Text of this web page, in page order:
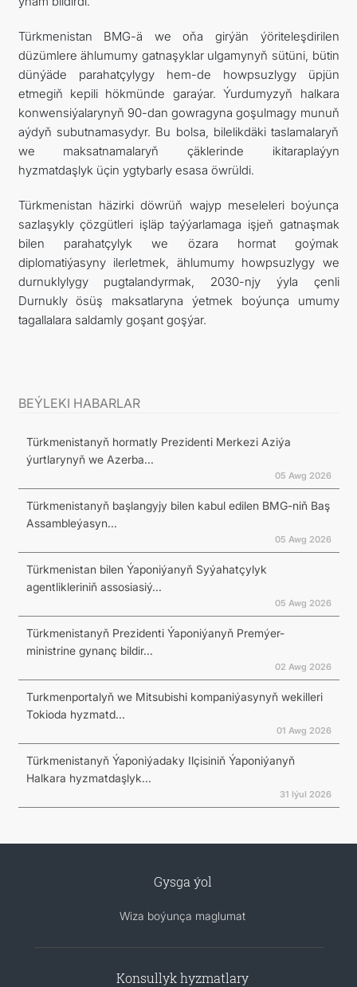
Türkmenistan BMG-ä we oňa girýän ýöriteleşdirilen
düzümlere ählumumy gatnaşyklar ulgamynyň sütüni, bütin
dünýäde parahatçylygy hem-de howpsuzlygy üpjün
etmegiň kepili hökmünde garaýar. Ýurdumyzyň halkara
konwensiýalarynyň 90-dan gowragyna goşulmagy munuň
aýdyň subutnamasydyr. Bu bolsa, bilelikdäki taslamalaryň
we maksatnamalaryň çäklerinde ikitaraplaýyn
hyzmatdaşlyk üçin ygtybarly esasa öwrüldi.
Türkmenistan häzirki döwrüň wajyp meseleleri boýunça
sazlaşykly çözgütleri işläp taýýarlamaga işjeň gatnaşmak
bilen parahatçylyk we özara hormat goýmak
diplomatiýasyny ilerletmek, ählumumy howpsuzlygy we
durnuklylygy pugtalandyrmak, 2030-njy ýyla çenli
Durnukly ösüş maksatlaryna ýetmek boýunça umumy
tagallalara saldamly goşant goşýar.
BEÝLEKI HABARLAR
Türkmenistanyň hormatly Prezidenti Merkezi Aziýa
ýurtlarynyň we Azerba...
05 Awg 2026
Türkmenistanyň başlangyjy bilen kabul edilen BMG-niň Baş
Assambleýasyn...
05 Awg 2026
Türkmenistan bilen Ýaponiýanyň Syýahatçylyk
agentlikleriniň assosiasiý...
05 Awg 2026
Türkmenistanyň Prezidenti Ýaponiýanyň Premýer-
ministrine gynanç bildir...
02 Awg 2026
Turkmenportalyň we Mitsubishi kompaniýasynyň wekilleri
Tokioda hyzmatd...
01 Awg 2026
Türkmenistanyň Ýaponiýadaky Ilçisiniň Ýaponiýanyň
Halkara hyzmatdaşlyk...
31 Iýul 2026
Gysga ýol
Wiza boýunça maglumat
Konsullyk hyzmatlary